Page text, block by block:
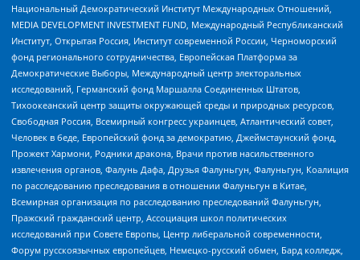
Национальный Демократический Институт Международных Отношений,
MEDIA DEVELOPMENT INVESTMENT FUND, Международный Республиканский
Институт, Открытая Россия, Институт современной России, Черноморский
фонд регионального сотрудничества, Европейская Платформа за
Демократические Выборы, Международный центр электоральных
исследований, Германский фонд Маршалла Соединенных Штатов,
Тихоокеанский центр защиты окружающей среды и природных ресурсов,
Свободная Россия, Всемирный конгресс украинцев, Атлантический совет,
Человек в беде, Европейский фонд за демократию, Джеймстаунский фонд,
Прожект Хармони, Родники дракона, Врачи против насильственного
извлечения органов, Фалунь Дафа, Друзья Фалуньгун, Фалуньгун, Коалиция
по расследованию преследования в отношении Фалуньгун в Китае,
Всемирная организация по расследованию преследований Фалуньгун,
Пражский гражданский центр, Ассоциация школ политических
исследований при Совете Европы, Центр либеральной современности,
Форум русскоязычных европейцев, Немецко-русский обмен, Бард колледж,